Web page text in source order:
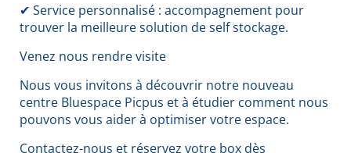
✔ Service personnalisé : accompagnement pour
trouver la meilleure solution de self stockage.
Venez nous rendre visite
Nous vous invitons à découvrir notre nouveau
centre Bluespace Picpus et à étudier comment nous
pouvons vous aider à optimiser votre espace.
Contactez-nous et réservez votre box dès